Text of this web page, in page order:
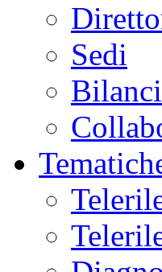
Sedi